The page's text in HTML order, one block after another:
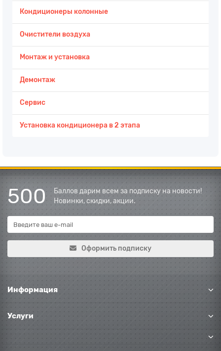
Кондиционеры колонные
Очистители воздуха
Монтаж и установка
Демонтаж
Сервис
Установка кондиционера в 2 этапа
500
Баллов дарим всем за подписку на новости!
Новинки, скидки, акции.
Оформить подписку
Информация
Услуги